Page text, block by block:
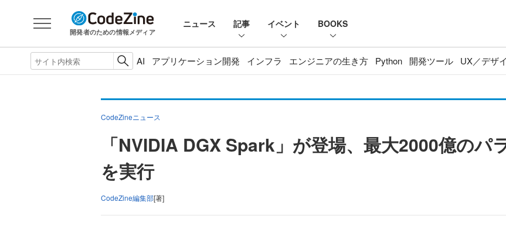
開発者のための情報メディア
ニュース 記事 イベント BOOKS
AI アプリケーション開発 インフラ エンジニアの生き方 Python 開発ツール UX／デザ
CodeZineニュース
「NVIDIA DGX Spark」が登場、最大2000億のパ
を実行
CodeZine編集部[著]